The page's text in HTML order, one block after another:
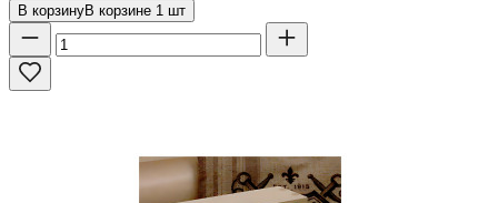
В корзинуВ корзине 1 шт